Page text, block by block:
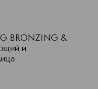
BRONZING &
и